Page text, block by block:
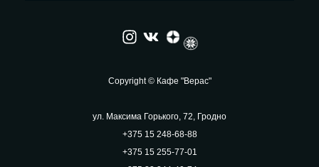
Copyright © Кафе "Верас"
ул. Максима Горького, 72, Гродно
+375 15 248-68-88
+375 15 255-77-01